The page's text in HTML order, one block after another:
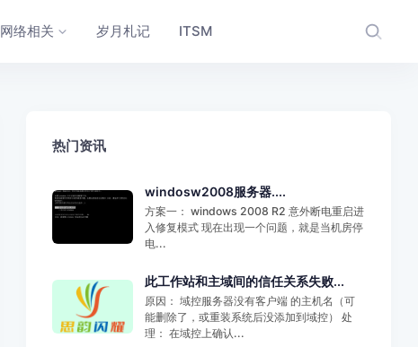
网络相关 岁月札记 ITSM
热门资讯
windosw2008服务器....
方案一： windows 2008 R2 意外断电重启进
入修复模式 现在出现一个问题，就是当机房停
电...
此工作站和主域间的信任关系失败...
原因： 域控服务器没有客户端 的主机名（可
能删除了，或重装系统后没添加到域控） 处
理： 在域控上确认...